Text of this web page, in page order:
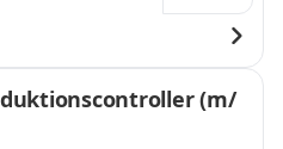
(m/